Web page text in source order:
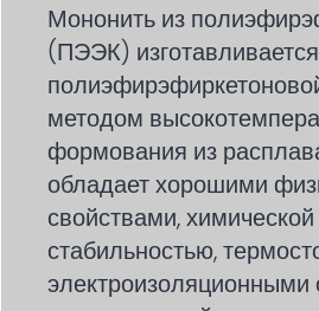
Мононить из
(ПЭЭК)
методом
формования из
обладает хорошими
свойствами, химической
стабильностью,
электроизоляционными